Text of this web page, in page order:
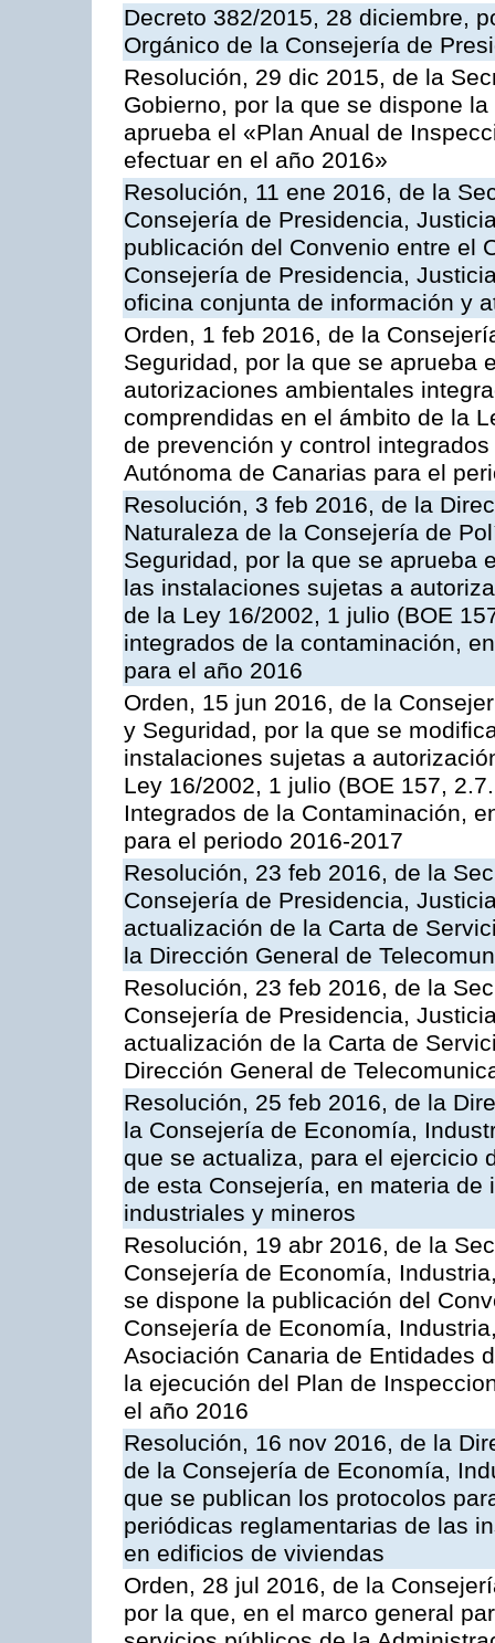
Decreto 382/2015, 28 diciembre,
Orgánico de la Consejería de
Resolución, 29 dic 2015, de la
Gobierno, por la que se dispone
aprueba el «Plan Anual de
efectuar en el año 2016»
Resolución, 11 ene 2016, de la
Consejería de Presidencia,
publicación del Convenio entre el
Consejería de Presidencia,
oficina conjunta de información y
Orden, 1 feb 2016, de la
Seguridad, por la que se aprueba
autorizaciones ambientales
comprendidas en el ámbito de la
de prevención y control
Autónoma de Canarias para el
Resolución, 3 feb 2016, de la
Naturaleza de la Consejería de
Seguridad, por la que se aprueba
las instalaciones sujetas a
de la Ley 16/2002, 1 julio (BOE
integrados de la contaminación,
para el año 2016
Orden, 15 jun 2016, de la
y Seguridad, por la que se
instalaciones sujetas a
Ley 16/2002, 1 julio (BOE 157,
Integrados de la Contaminación,
para el periodo 2016-2017
Resolución, 23 feb 2016, de la
Consejería de Presidencia,
actualización de la Carta de
la Dirección General de
Resolución, 23 feb 2016, de la
Consejería de Presidencia,
actualización de la Carta de
Dirección General de
Resolución, 25 feb 2016, de la
la Consejería de Economía,
que se actualiza, para el ejercicio
de esta Consejería, en materia
industriales y mineros
Resolución, 19 abr 2016, de la
Consejería de Economía,
se dispone la publicación del
Consejería de Economía,
Asociación Canaria de Entidades
la ejecución del Plan de
el año 2016
Resolución, 16 nov 2016, de la
de la Consejería de Economía,
que se publican los protocolos
periódicas reglamentarias de las
en edificios de viviendas
Orden, 28 jul 2016, de la
por la que, en el marco general